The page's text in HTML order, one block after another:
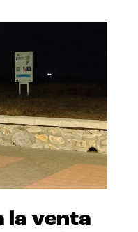
la venta